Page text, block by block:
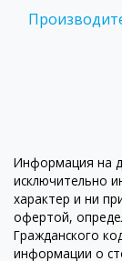
Информация на
исключительно
характер и ни
офертой,
Гражданского
информации о